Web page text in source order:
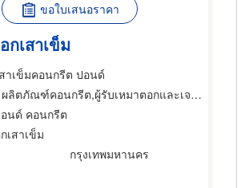
ขอใบเสนอราคา
กเสาเข็ม
าเข็มคอนกรีต ปอนด์
ลิตภัณฑ์คอนกรีต,ผู้รับเหมาตอกและเจาะเสาเข็ม,การตอกเสาเข็ม
นด์ คอนกรีต
เสาเข็ม
กรุงเทพมหานคร